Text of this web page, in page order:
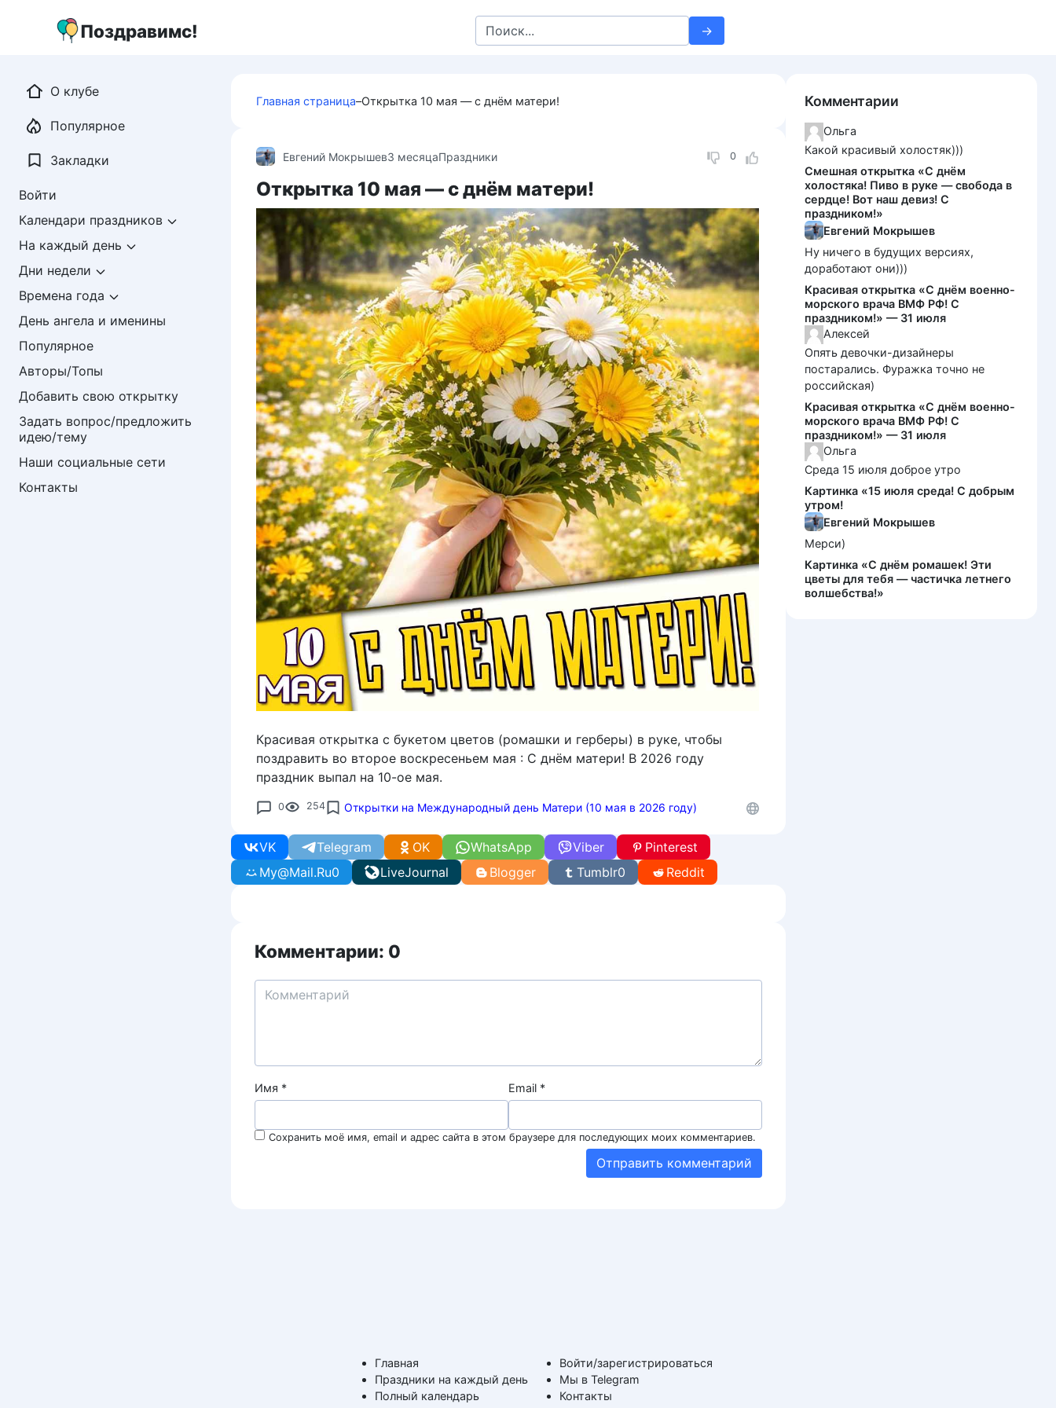
Поздравимс!
Search
for:
Главная страница–Открытка 10 мая — с днём матери!
0
Евгений Мокрышев3 месяцаПраздники
Открытка 10 мая — с днём матери!
Красивая открытка с букетом цветов (ромашки и герберы) в руке, чтобы
поздравить во второе воскресеньем мая : С днём матери! В 2026 году
праздник выпал на 10-ое мая.
0 254 Открытки на Международный день Матери (10 мая в 2026 году)
WhatsApp
VK Telegram Viber
OK
LiveJournal
My@Mail.Ru0 Tumblr0
Pinterest
Reddit
Blogger
Комментарии: 0
Имя * Email *
Сохранить моё имя, email и адрес сайта в этом браузере для последующих моих комментариев.
О клубе
Популярное
Закладки
Войти
Календари праздников
На каждый день
Дни недели
Времена года
День ангела и именины
Популярное
Авторы/Топы
Добавить свою открытку
Задать вопрос/предложить
идею/тему
Наши социальные сети
Контакты
Комментарии
Ольга
Какой красивый холостяк)))
Смешная открытка «С днём
холостяка! Пиво в руке — свобода в
сердце! Вот наш девиз! С
праздником!»
Евгений Мокрышев
Ну ничего в будущих версиях,
доработают они)))
Красивая открытка «С днём военно-
морского врача ВМФ РФ! С
праздником!» — 31 июля
Алексей
Опять девочки-дизайнеры
постарались. Фуражка точно не
российская)
Красивая открытка «С днём военно-
морского врача ВМФ РФ! С
праздником!» — 31 июля
Ольга
Среда 15 июля доброе утро
Картинка «15 июля среда! С добрым
утром!
Евгений Мокрышев
Мерси)
Картинка «С днём ромашек! Эти
цветы для тебя — частичка летнего
волшебства!»
Главная
Праздники на каждый день
Полный календарь
Войти/зарегистрироваться
Мы в Telegram
Контакты